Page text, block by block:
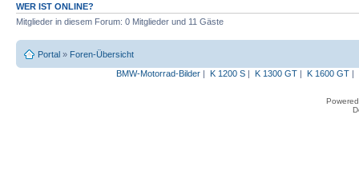
WER IST ONLINE?
Mitglieder in diesem Forum: 0 Mitglieder und 11 Gäste
Portal » Foren-Übersicht
BMW-Motorrad-Bilder| K 1200 S| K 1300 GT| K 1600 GT|